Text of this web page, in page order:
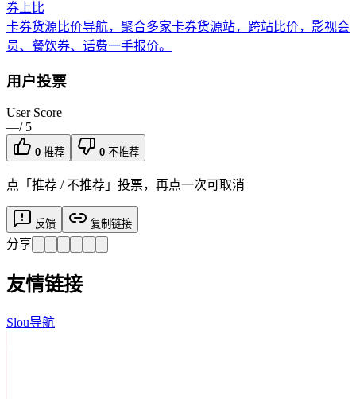
券上比
卡券货源比价导航，聚合多家卡券货源站，跨站比价，影视会
员、餐饮券、话费一手报价。
用户投票
User Score
—/ 5
0 推荐 0 不推荐
点「推荐 / 不推荐」投票，再点一次可取消
反馈 复制链接
分享
友情链接
Slou导航